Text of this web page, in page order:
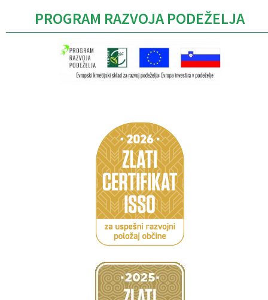
PROGRAM RAZVOJA PODEŽELJA